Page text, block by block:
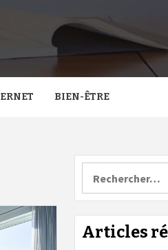
BIEN-ÊTRE
Articles